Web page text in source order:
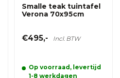
Smalle teak tuintafel
Verona 70x95cm
€495,- Incl. BTW
Op voorraad, levertijd
1-8 werkdagen